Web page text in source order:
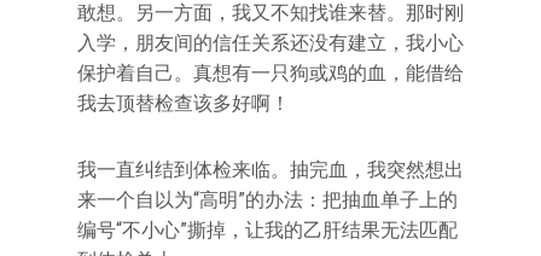
敢想。另一方面，我又不知找谁来替。那时刚
入学，朋友间的信任关系还没有建立，我小心
保护着自己。真想有一只狗或鸡的血，能借给
我去顶替检查该多好啊！
我一直纠结到体检来临。抽完血，我突然想出
来一个自以为“高明”的办法：把抽血单子上的
编号“不小心”撕掉，让我的乙肝结果无法匹配